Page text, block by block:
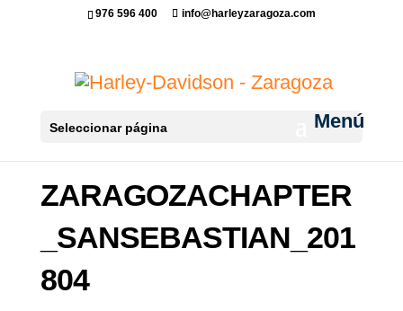
976 596 400 info@harleyzaragoza.com
Seleccionar página
ZARAGOZACHAPTER
_SANSEBASTIAN_201
804